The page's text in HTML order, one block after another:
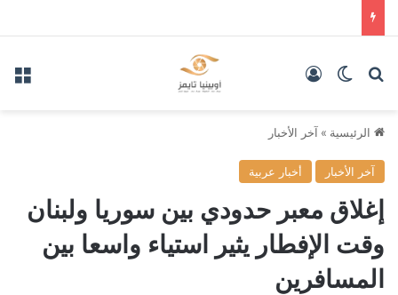
بحث عنالوضع المظلم
الرئيسية » آخر الأخبار
آخر الأخبار أخبار عربية
إغلاق معبر حدودي بين سوريا ولبنان
وقت الإفطار يثير استياء واسعا بين
المسافرين